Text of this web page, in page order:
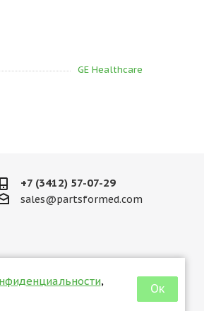
,
Ок
GE Healthcare
+7 (3412) 57-07-29
sales@partsformed.com